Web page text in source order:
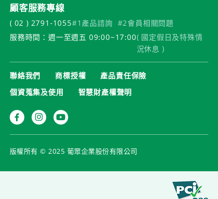
顧客服務專線
( 02 ) 2791-1055#1產品諮詢 #2會員相關問題
服務時間：週一至週五 09:00~17:00( 國定假日及特殊情
況休息 )
聯絡我們 商標授權
產品責任保險
個資蒐集及使用
智慧財產權聲明
版權所有 © 2025 葡眾企業股份有限公司